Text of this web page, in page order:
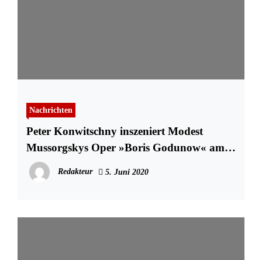
Nachrichten
Peter Konwitschny inszeniert Modest
Mussorgskys Oper »Boris Godunow« am
Theater Lübeck
Redakteur 5. Juni 2020